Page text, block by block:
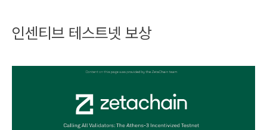
인센티브 테스트넷 보상